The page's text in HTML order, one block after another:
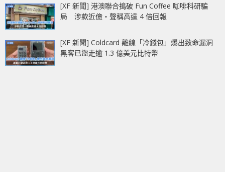
[XF 新聞] 港澳聯合搗破 Fun Coffee 咖啡科研騙
局 涉款近億‧聲稱高達 4 倍回報
[XF 新聞] Coldcard 離線「冷錢包」爆出致命漏洞
黑客已盜走逾 1.3 億美元比特幣